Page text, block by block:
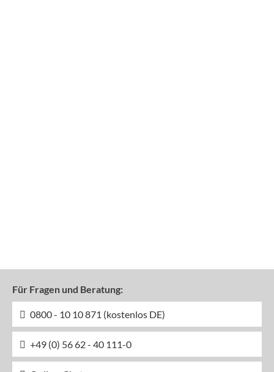
Für Fragen und Beratung:
0800 - 10 10 871 (kostenlos DE)
+49 (0) 56 62 - 40 111-0